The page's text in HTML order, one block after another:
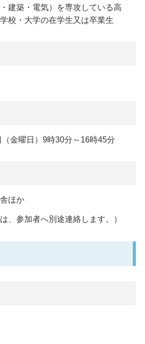
建築・電気）を専攻している高
校・大学の在学生又は卒業生
金曜日）9時30分～16時45分
ほか
、参加者へ別途連絡します。）